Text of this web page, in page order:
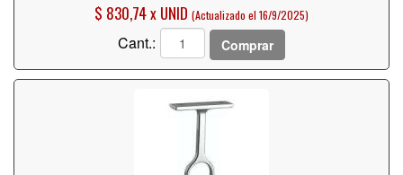
$ 830,74 x UNID (Actualizado el 16/9/2025)
Cant.: Comprar